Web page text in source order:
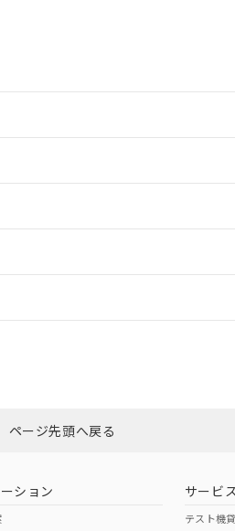
ページ先頭へ戻る
ション サービ
テスト機